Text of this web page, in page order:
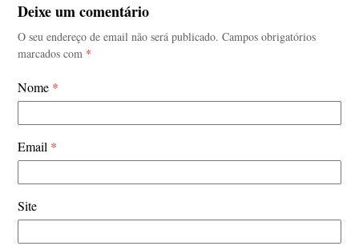
Deixe um comentário
O seu endereço de email não será publicado. Campos obrigatórios
marcados com *
Nome *
Email *
Site